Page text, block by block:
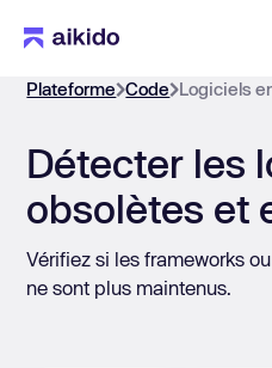
Plateforme Code Logiciels
Détecter les
obsolètes et
Vérifiez si les frameworks
ne sont plus maintenus.